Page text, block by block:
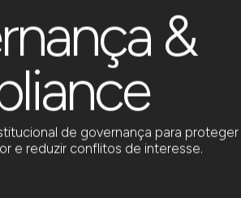
&
de governança para proteger
e reduzir conflitos de interesse.